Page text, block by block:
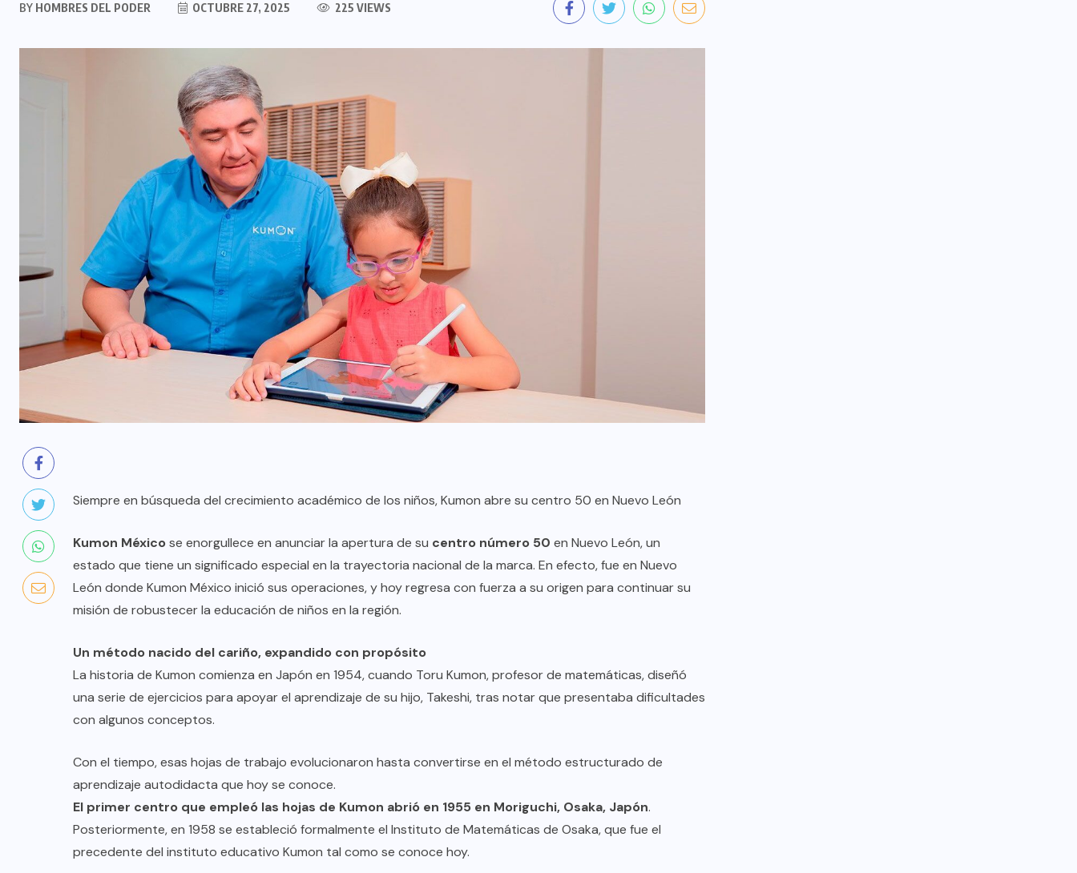
BY HOMBRES DEL PODER OCTUBRE 27, 2025 225 VIEWS
Siempre en búsqueda del crecimiento académico de los niños, Kumon abre su centro 50 en Nuevo León
Kumon Méxicose enorgullece en anunciar la apertura de su centro número 50 en Nuevo León, un
estado que tiene un significado especial en la trayectoria nacional de la marca. En efecto, fue en Nuevo
León donde Kumon México inició sus operaciones, y hoy regresa con fuerza a su origen para continuar su
misión de robustecer la educación de niños en la región.
Un método nacido del cariño, expandido con propósito
La historia de Kumon comienza en Japón en 1954, cuando Toru Kumon, profesor de matemáticas, diseñó
una serie de ejercicios para apoyar el aprendizaje de su hijo, Takeshi, tras notar que presentaba dificultades
con algunos conceptos.
Con el tiempo, esas hojas de trabajo evolucionaron hasta convertirse en el método estructurado de
aprendizaje autodidacta que hoy se conoce.
El primer centro que empleó las hojas de Kumon abrió en 1955 en Moriguchi, Osaka, Japón.
Posteriormente, en 1958 se estableció formalmente el Instituto de Matemáticas de Osaka, que fue el
precedente del instituto educativo Kumon tal como se conoce hoy.